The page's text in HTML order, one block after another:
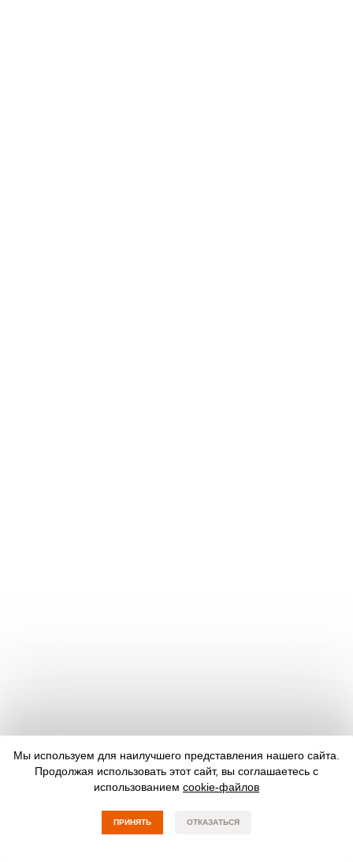
Мы используем для наилучшего представления нашего сайта.
Продолжая использовать этот сайт, вы соглашаетесь с
использованием cookie-файлов
ПРИНЯТЬ ОТКАЗАТЬСЯ